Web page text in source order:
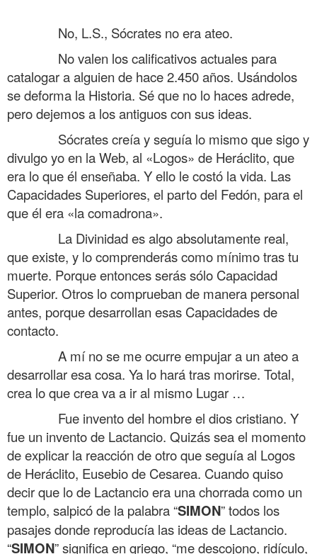
No, L.S., Sócrates no era ateo.
No valen los calificativos actuales para
catalogar a alguien de hace 2.450 años. Usándolos
se deforma la Historia. Sé que no lo haces adrede,
pero dejemos a los antiguos con sus ideas.
Sócrates creía y seguía lo mismo que sigo y
divulgo yo en la Web, al «Logos» de Heráclito, que
era lo que él enseñaba. Y ello le costó la vida. Las
Capacidades Superiores, el parto del Fedón, para el
que él era «la comadrona».
La Divinidad es algo absolutamente real,
que existe, y lo comprenderás como mínimo tras tu
muerte. Porque entonces serás sólo Capacidad
Superior. Otros lo comprueban de manera personal
antes, porque desarrollan esas Capacidades de
contacto.
A mí no se me ocurre empujar a un ateo a
desarrollar esa cosa. Ya lo hará tras morirse. Total,
crea lo que crea va a ir al mismo Lugar …
Fue invento del hombre el dios cristiano. Y
fue un invento de Lactancio. Quizás sea el momento
de explicar la reacción de otro que seguía al Logos
de Heráclito, Eusebio de Cesarea. Cuando quiso
decir que lo de Lactancio era una chorrada como un
templo, salpicó de la palabra “SIMON” todos los
pasajes donde reproducía las ideas de Lactancio.
“SIMON” significa en griego, “me descojono, ridículo,